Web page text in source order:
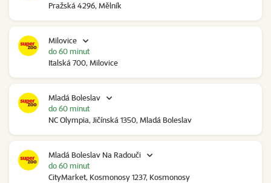
Pražská 4296, Mělník
Milovice
Italská 700, Milovice
do 60 minut
Mladá Boleslav
NC Olympia, Jičínská 1350, Mladá Boleslav
do 60 minut
Mladá Boleslav Na Radouči
CityMarket, Kosmonosy 1237, Kosmonosy
do 60 minut